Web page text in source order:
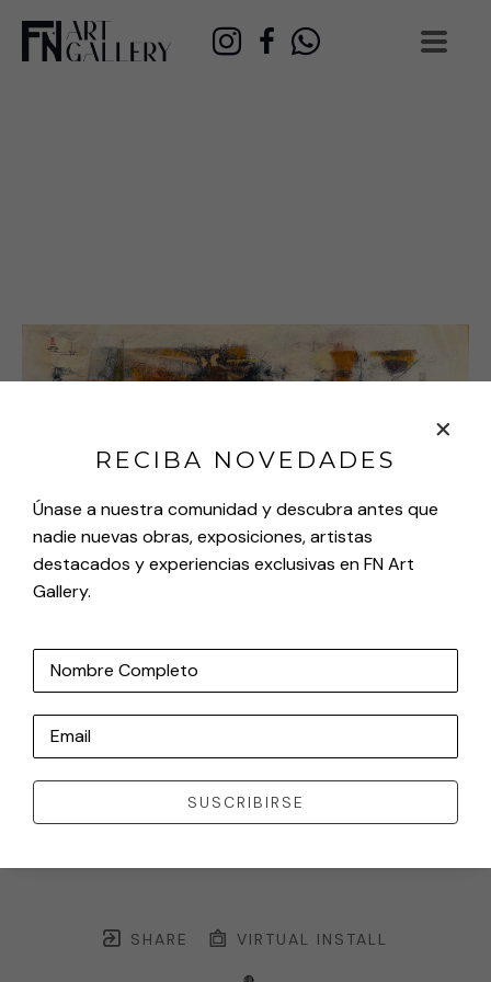
SHARE VIRTUAL INSTALL
RECIBA NOVEDADES
Únase a nuestra comunidad y descubra antes que
nadie nuevas obras, exposiciones, artistas
destacados y experiencias exclusivas en FN Art
Gallery.
Nombre Completo
Email
SUSCRIBIRSE